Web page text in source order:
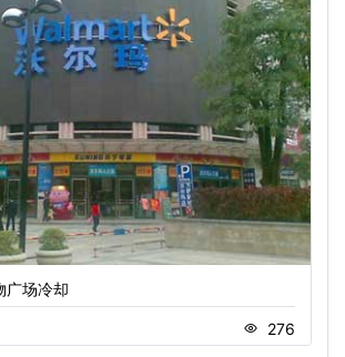
广场冷却
276